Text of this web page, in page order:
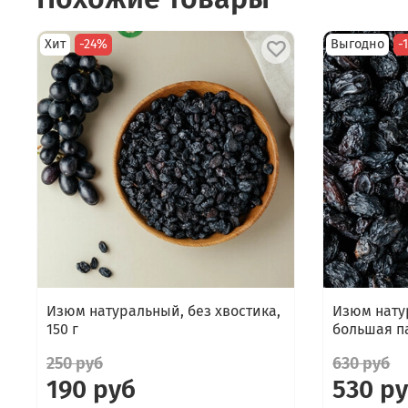
Хит -24%
Изюм натуральный, без хвостика,
150 г
250 руб
190 руб
Выгодно -
Изюм
большая
630 руб
530